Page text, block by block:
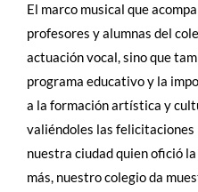
El marco musical que
profesores y alumnas del
actuación vocal, sino que
programa educativo y la
a la formación artística y
valiéndoles las
nuestra ciudad quien ofició
más, nuestro colegio da